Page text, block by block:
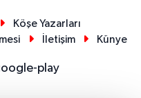
Köşe Yazarları
İletişim Künye